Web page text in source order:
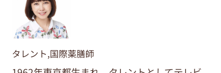
タレント,国際薬膳師